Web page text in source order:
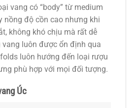
vang có “body” từ medium
nồng độ cồn cao nhưng khi
không khó chịu mà rất dễ
vang luôn được ổn định qua
luôn hướng đến loại rượu
phù hợp với mọi đối tượng.
Úc